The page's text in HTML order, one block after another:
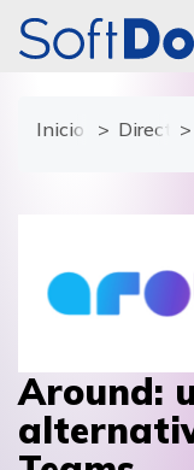
Inicio
Around: